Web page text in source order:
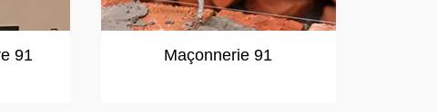
91 Maçonnerie 91